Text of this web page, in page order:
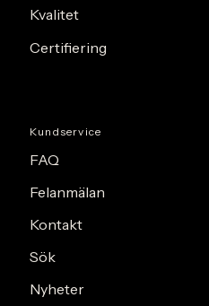
Kvalitet
Certifiering
Kundservice
FAQ
Felanmälan
Kontakt
Sök
Nyheter